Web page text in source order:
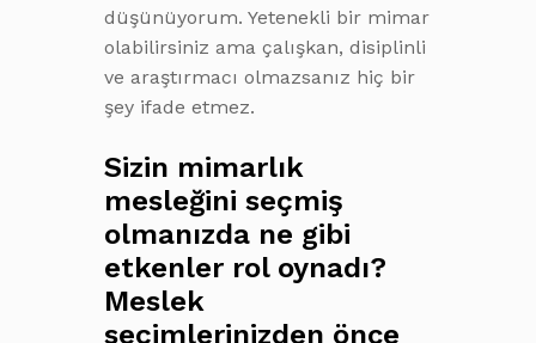
düşünüyorum. Yetenekli bir mimar
olabilirsiniz ama çalışkan, disiplinli
ve araştırmacı olmazsanız hiç bir
şey ifade etmez.
Sizin mimarlık
mesleğini seçmiş
olmanızda ne gibi
etkenler rol oynadı?
Meslek
seçimlerinizden önce